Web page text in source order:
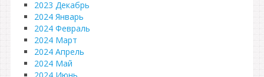
2023 Декабрь
2024 Январь
2024 Февраль
2024 Март
2024 Апрель
2024 Май